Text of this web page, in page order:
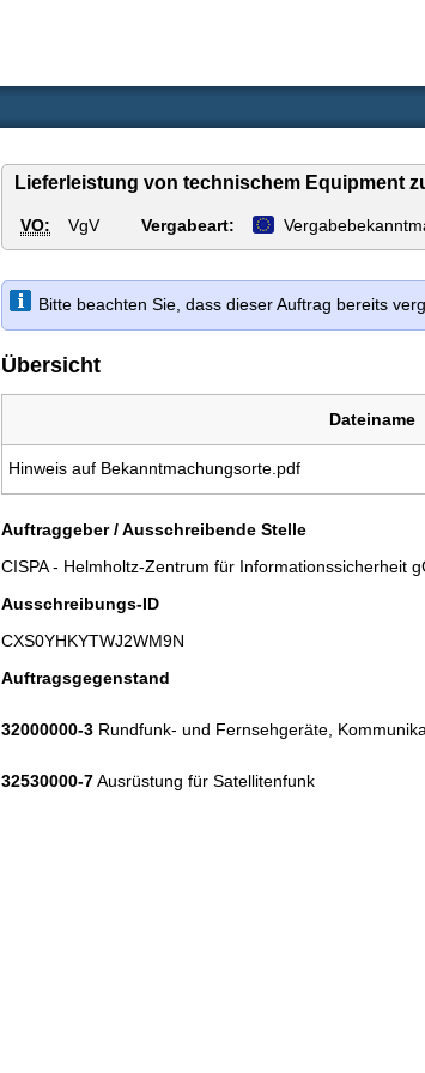
Lieferleistung von technischem Equipment
VO: VgV Vergabeart:
Bitte beachten Sie, dass dieser Auftrag bereits
Übersicht
Dateiname
Hinweis auf Bekanntmachungsorte.pdf
Auftraggeber / Ausschreibende Stelle
CISPA - Helmholtz-Zentrum für Informationssicherheit
Ausschreibungs-ID
CXS0YHKYTWJ2WM9N
Auftragsgegenstand
32000000-3 Rundfunk- und Fernsehgeräte,
32530000-7Ausrüstung für Satellitenfunk